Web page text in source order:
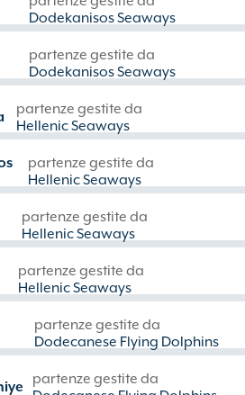
Dodekanisos Seaways
partenze gestite da
Dodekanisos Seaways
partenze gestite da
Hellenic Seaways
partenze gestite da
Hellenic Seaways
partenze gestite da
Hellenic Seaways
partenze gestite da
Hellenic Seaways
partenze gestite da
Dodecanese Flying Dolphins
partenze gestite da